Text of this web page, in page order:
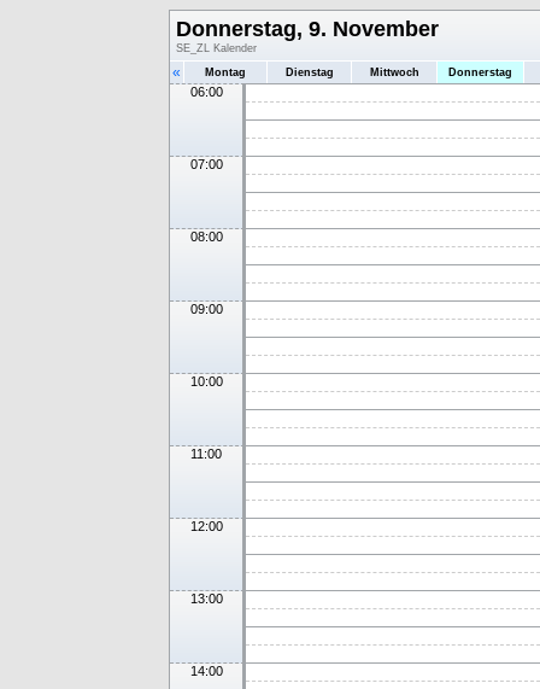
Donnerstag, 9. November
SE_ZL Kalender
« Montag Dienstag Mittwoch Donnerstag
06:00
07:00
08:00
09:00
10:00
11:00
12:00
13:00
14:00